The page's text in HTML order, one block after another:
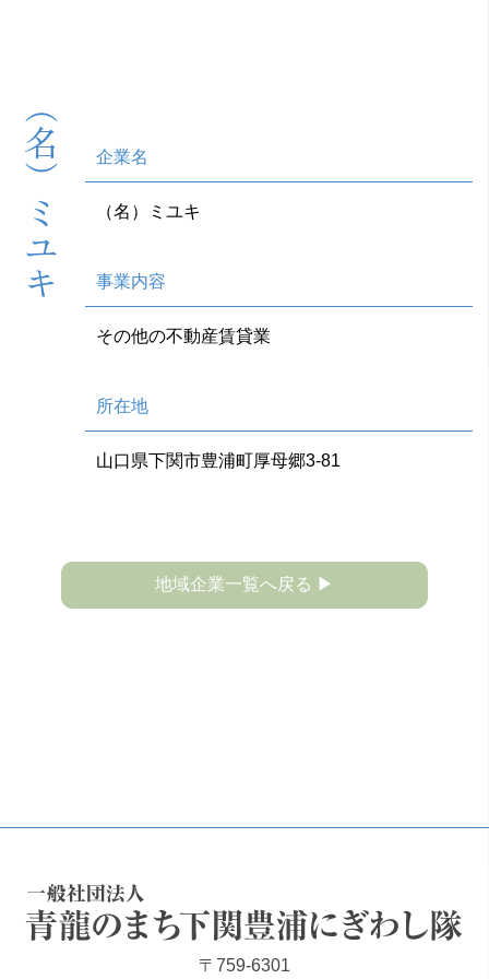
（名）ミユキ 企業名
（名）ミユキ
事業内容
その他の不動産賃貸業
所在地
山口県下関市豊浦町厚母郷3-81
地域企業一覧へ戻る ▶
〒759-6301